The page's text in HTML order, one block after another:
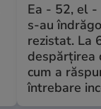
Ea - 52, el -
s-au
rezistat. La
despărțirea
cum a
întrebare